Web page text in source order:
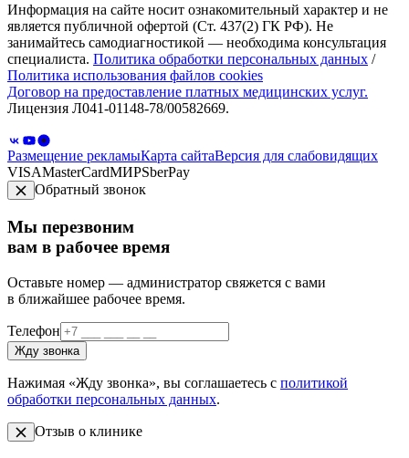
Информация на сайте носит ознакомительный характер и не
является публичной офертой (Ст. 437(2) ГК РФ). Не
занимайтесь самодиагностикой — необходима консультация
специалиста. Политика обработки персональных данных /
Политика использования файлов cookies
Договор на предоставление платных медицинских услуг.
Лицензия Л041-01148-78/00582669.
Размещение рекламыКарта сайтаВерсия для слабовидящих
VISAMasterCardМИРSberPay
Обратный звонок
Мы перезвоним
вам в рабочее время
Оставьте номер — администратор свяжется с вами
в ближайшее рабочее время.
Телефон
Жду звонка
Нажимая «Жду звонка», вы соглашаетесь с политикой
обработки персональных данных.
Отзыв о клинике